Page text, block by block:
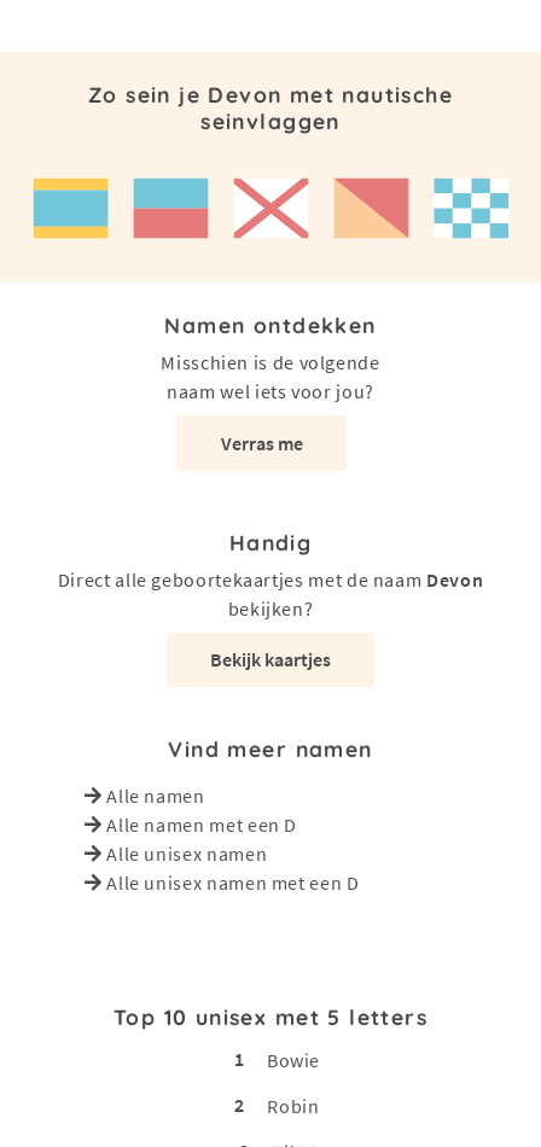
Zo sein je Devon met nautische
seinvlaggen
Namen ontdekken
Misschien is de volgende
naam wel iets voor jou?
Verras me
Handig
Direct alle geboortekaartjes met de naam Devon
bekijken?
Bekijk kaartjes
Vind meer namen
Alle namen
Alle namen met een D
Alle unisex namen
Alle unisex namen met een D
Top 10 unisex met 5 letters
1
Bowie
2
Robin